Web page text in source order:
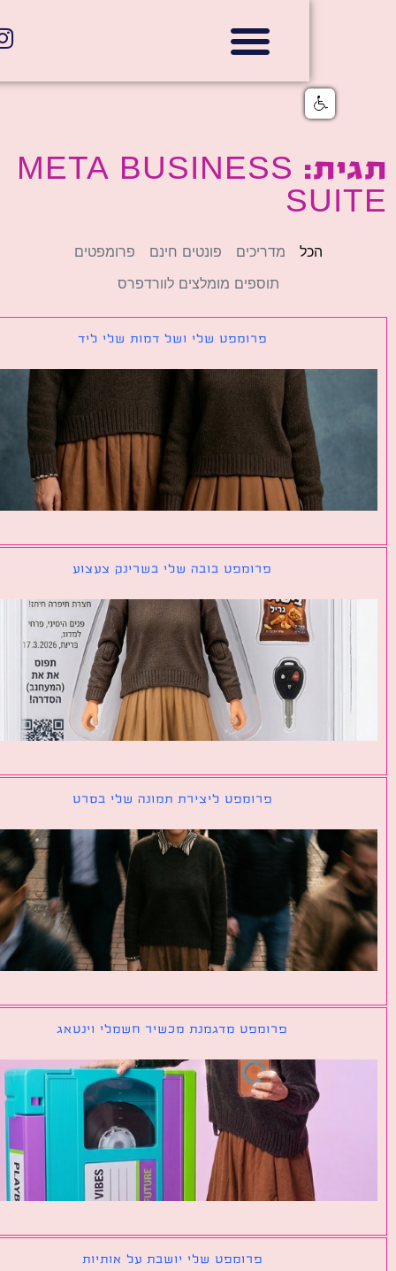
תגית: META BUSINESS
מדריכים פונטים חינם
פרומפטים
תוספים מומלצים לוורדפרס
פרומפט שלי ושל דמות שלי ליד
פרומפט בובה שלי בשרינק צעצוע
פרומפט ליצירת תמונה שלי בסרט
פרומפט מדגמנת מכשיר חשמלי וינטאג
פרומפט שלי יושבת על אותיות